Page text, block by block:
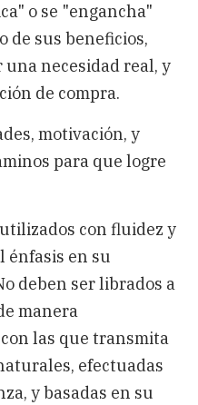
o se "engancha"
de sus beneficios,
necesidad real, y
de compra.
motivación, y
para que logre
con fluidez y
énfasis en su
deben ser librados a
manera
las que transmita
efectuadas
y basadas en su